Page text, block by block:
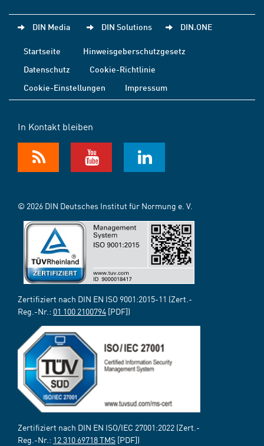
DIN Media DIN Solutions DIN.ONE
Startseite
Hinweisgeberschutzgesetz
Datenschutz
Cookie-Richtlinie
Cookie-Einstellungen
Impressum
In Kontakt bleiben
© 2026 DIN Deutsches Institut für Normung e. V.
Zertifiziert nach DIN EN ISO 9001:2015-11 (Zert.-
Reg.-Nr.: 01 100 2100794 [PDF])
Zertifiziert nach DIN EN ISO/IEC 27001:2022 (Zert.-
Reg.-Nr.: 12 310 69718 TMS [PDF])